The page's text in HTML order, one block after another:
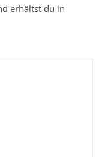
erhältst du in